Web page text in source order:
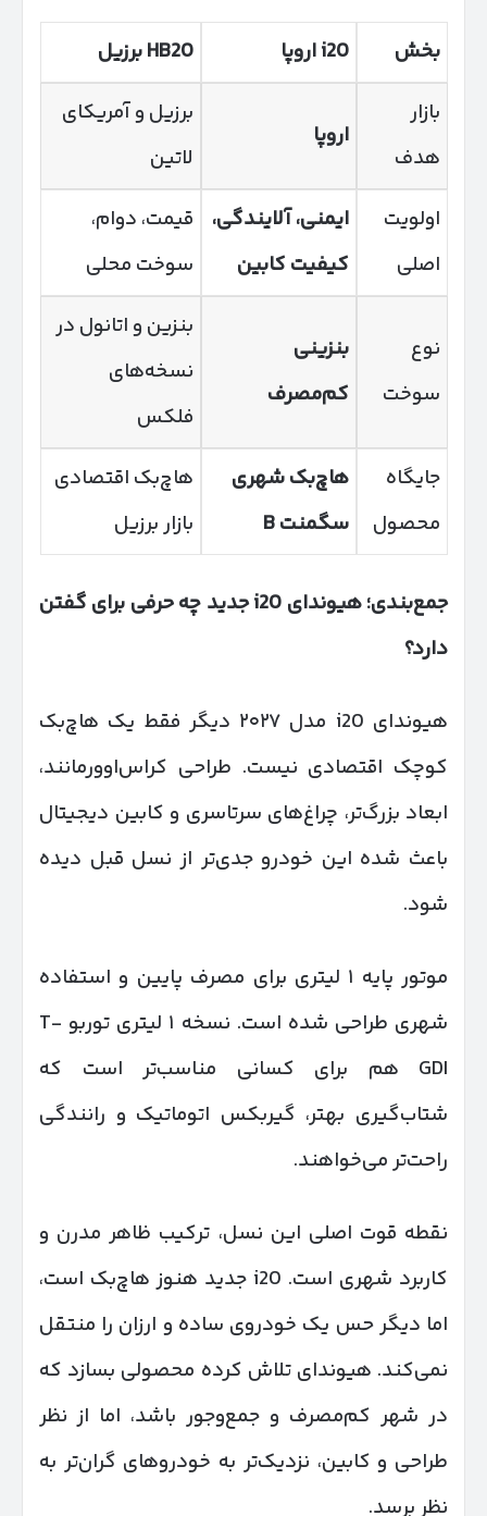
بخش i20اروپا HB20برزیل
بازار
هدف
اروپا
برزیل و آمریکای
لاتین
اولویت
اصلی
ایمنی، آلایندگی،
کیفیت کابین
قیمت، دوام،
سوخت محلی
نوع
سوخت
بنزینی
کم‌مصرف
بنزین و اتانول در
نسخه‌های
فلکس
جایگاه
محصول
هاچ‌بک شهری
سگمنتB
هاچ‌بک اقتصادی
بازار برزیل
جمع‌بندی؛ هیوندای
جدید چه حرفی برای گفتن
دارد؟
هیوندای i20 مدل ۲۰۲۷ دیگر فقط یک هاچ‌بک
کوچک اقتصادی نیست. طراحی کراس‌اوورمانند،
ابعاد بزرگ‌تر، چراغ‌های سرتاسری و کابین دیجیتال
باعث شده این خودرو جدی‌تر از نسل قبل دیده
شود.
موتور پایه ۱ لیتری برای مصرف پایین و استفاده
شهری طراحی شده است. نسخه ۱ لیتری توربو T-
GDI هم برای کسانی مناسب‌تر است که
شتاب‌گیری بهتر، گیربکس اتوماتیک و رانندگی
راحت‌تر می‌خواهند.
نقطه قوت اصلی این نسل، ترکیب ظاهر مدرن و
کاربرد شهری است. i20 جدید هنوز هاچ‌بک است،
اما دیگر حس یک خودروی ساده و ارزان را منتقل
نمی‌کند. هیوندای تلاش کرده محصولی بسازد که
در شهر کم‌مصرف و جمع‌وجور باشد، اما از نظر
طراحی و کابین، نزدیک‌تر به خودروهای گران‌تر به
نظر برسد.